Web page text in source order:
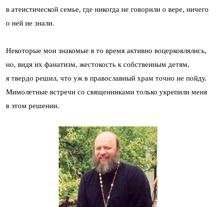
в атеистической семье, где никогда не говорили о вере, ничего
о ней не знали.
Некоторые мои знакомые в то время активно воцерковлялись,
но, видя их фанатизм, жестокость к собственным детям,
я твердо решил, что уж в православный храм точно не пойду.
Мимолетные встречи со священниками только укрепили меня
в этом решении.